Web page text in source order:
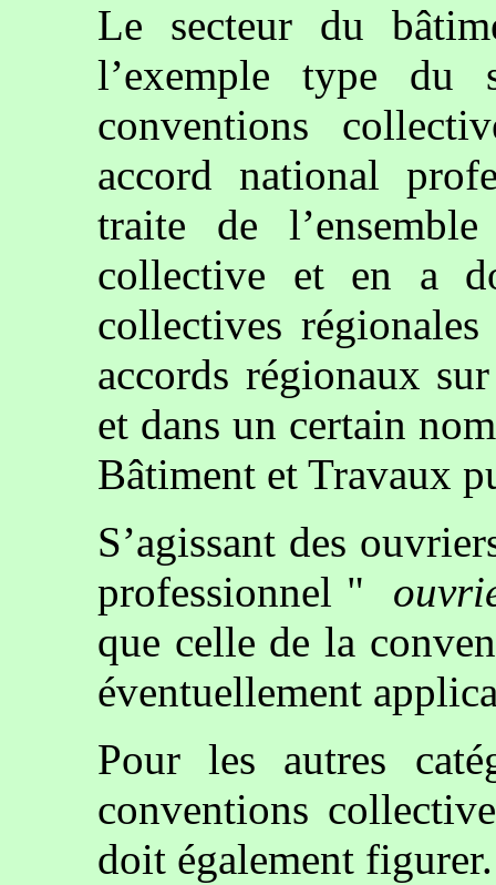
Le secteur du
l’exemple type du
conventions
accord national
traite de
collective et en a
collectives
accords régionaux
et dans un certain
Bâtiment et Travaux
S’agissant des
professionnel "
que celle de la
éventuellement
Pour les autres
conventions
doit également figurer.